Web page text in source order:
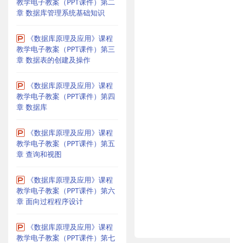
章 数据库管理系统基础知识
《数据库原理及应用》课程
教学电子教案（PPT课件）第三
章 数据表的创建及操作
《数据库原理及应用》课程
教学电子教案（PPT课件）第四
章 数据库
《数据库原理及应用》课程
教学电子教案（PPT课件）第五
章 查询和视图
《数据库原理及应用》课程
教学电子教案（PPT课件）第六
章 面向过程程序设计
《数据库原理及应用》课程
教学电子教案（PPT课件）第七